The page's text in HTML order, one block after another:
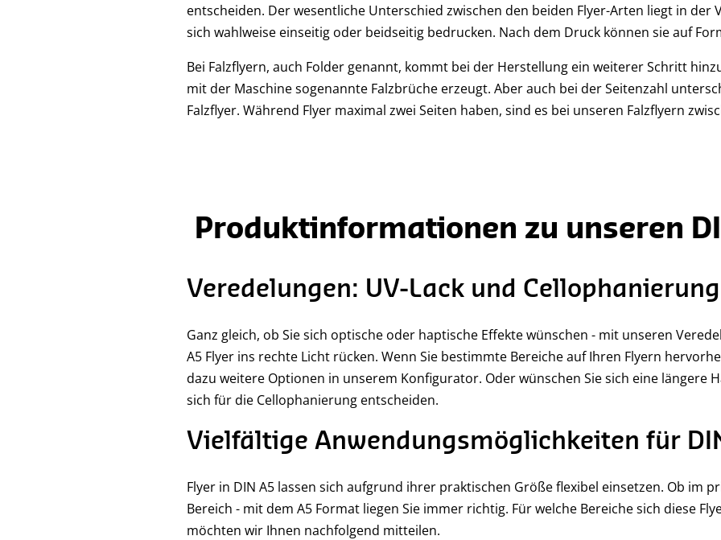
entscheiden. Der wesentliche Unterschied zwischen den beiden Flyer-Arten liegt in der
sich wahlweise einseitig oder beidseitig bedrucken. Nach dem Druck können sie auf
Bei Falzflyern, auch Folder genannt, kommt bei der Herstellung ein weiterer Schritt
mit der Maschine sogenannte Falzbrüche erzeugt. Aber auch bei der Seitenzahl
Falzflyer. Während Flyer maximal zwei Seiten haben, sind es bei unseren Falzflyern
Produktinformationen zu unseren
Veredelungen: UV-Lack und Cellophanierung
Ganz gleich, ob Sie sich optische oder haptische Effekte wünschen - mit unseren
A5 Flyer ins rechte Licht rücken. Wenn Sie bestimmte Bereiche auf Ihren Flyern
dazu weitere Optionen in unserem Konfigurator. Oder wünschen Sie sich eine längere
sich für die Cellophanierung entscheiden.
Vielfältige Anwendungsmöglichkeiten für
Flyer in DIN A5 lassen sich aufgrund ihrer praktischen Größe flexibel einsetzen. Ob im
Bereich - mit dem A5 Format liegen Sie immer richtig. Für welche Bereiche sich diese
möchten wir Ihnen nachfolgend mitteilen.